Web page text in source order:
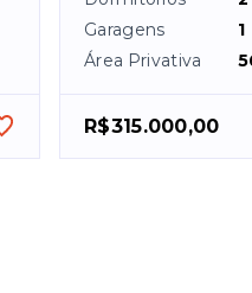
Garagens
1
Área Privativa
R$315.000,00